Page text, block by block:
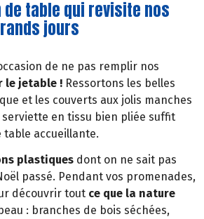
de table qui revisite nos
jours
de ne pas remplir nos
le jetable ! Ressortons les belles
et les couverts aux jolis manches
serviette en tissu bien pliée suffit
table accueillante.
plastiques dont on ne sait pas
passé. Pendant vos promenades,
découvrir tout ce que la nature
: branches de bois séchées,